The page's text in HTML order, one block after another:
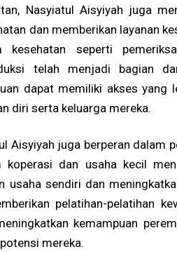
Nasyiatul Aisyiyah juga
dan memberikan layanan
kesehatan seperti
telah menjadi bagian
dapat memiliki akses yang
diri serta keluarga mereka.
Aisyiyah juga berperan dalam
koperasi dan usaha kecil
usaha sendiri dan
pelatihan-pelatihan
kemampuan
mereka.